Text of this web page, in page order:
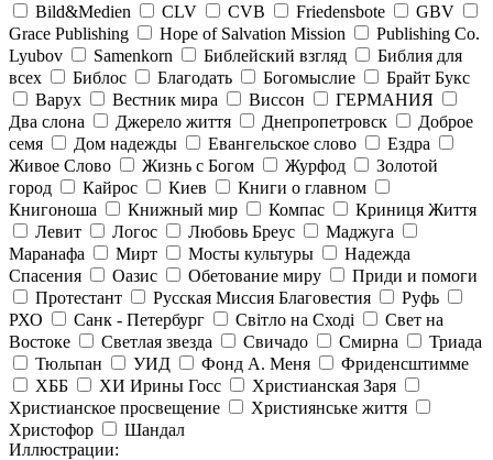
Bild&Medien
CLV CVB Friedensbote
GBV
Grace Publishing
Hope of Salvation Mission
Publishing Co.
Lyubov
Samenkorn Библейский взгляд
Библия для
всех
Библос Благодать Богомыслие
Брайт Букс
Варух
Вестник мира Виссон
ГЕРМАНИЯ
Два слона
Джерело життя Днепропетровск
Доброе
семя
Дом надежды Евангельское слово
Ездра
Живое Слово
Жизнь с Богом Журфод
Золотой
город
Кайрос Киев
Книги о главном
Книгоноша
Книжный мир Компас
Криниця Життя
Левит
Логос Любовь Бреус
Маджуга
Маранафа
Мирт Мосты культуры
Надежда
Спасения
Оазис Обетование миру
Приди и помоги
Протестант
Русская Миссия Благовестия
Руфь
РХО
Санк - Петербург Світло на Сході
Свет на
Востоке
Светлая звезда Свичадо Смирна
Триада
Тюльпан
УИД Фонд А. Меня
Фриденсштимме
ХББ
ХИ Ирины Госс
Христианская Заря
Христианское просвещение
Християнське життя
Христофор
Шандал
Иллюстрации: